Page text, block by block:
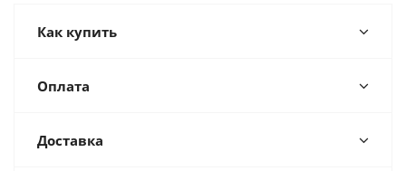
Как купить
Оплата
Доставка